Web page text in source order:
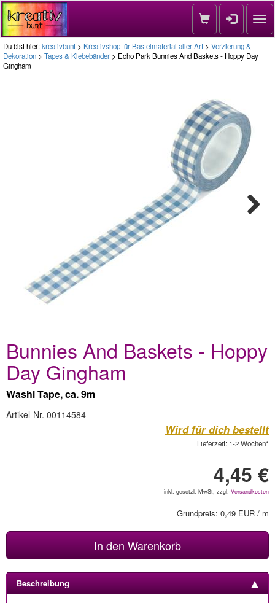
Du bist hier:kreativbunt > Kreativshop für Bastelmaterial aller Art > Verzierung &
Dekoration > Tapes & Klebebänder > Echo Park Bunnies And Baskets - Hoppy Day
Gingham
Bunnies And Baskets - Hoppy
Day Gingham
Washi Tape, ca. 9m
Artikel-Nr. 00114584
Wird für dich bestellt
Lieferzeit: 1-2 Wochen*
4,45 €
inkl. gesetzl. MwSt, zzgl. Versandkosten
Grundpreis: 0,49 EUR / m
In den Warenkorb
Beschreibung